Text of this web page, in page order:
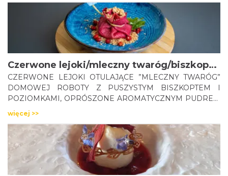
Czerwone lejoki/mleczny twaróg/biszkopt/poziomki
CZERWONE LEJOKI OTULAJĄCE ”MLECZNY TWARÓG”
DOMOWEJ ROBOTY Z PUSZYSTYM BISZKOPTEM I
POZIOMKAMI, OPRÓSZONE AROMATYCZNYM PUDREM
ZE SKARCZOKÓW.
więcej >>